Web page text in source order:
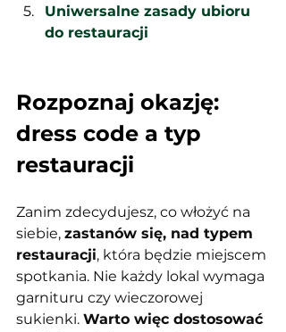
Uniwersalne zasady ubioru
do restauracji
Rozpoznaj okazję:
dress code a typ
restauracji
Zanim zdecydujesz, co włożyć na
siebie, zastanów się, nad typem
restauracji, która będzie miejscem
spotkania. Nie każdy lokal wymaga
garnituru czy wieczorowej
sukienki. Warto więc dostosować